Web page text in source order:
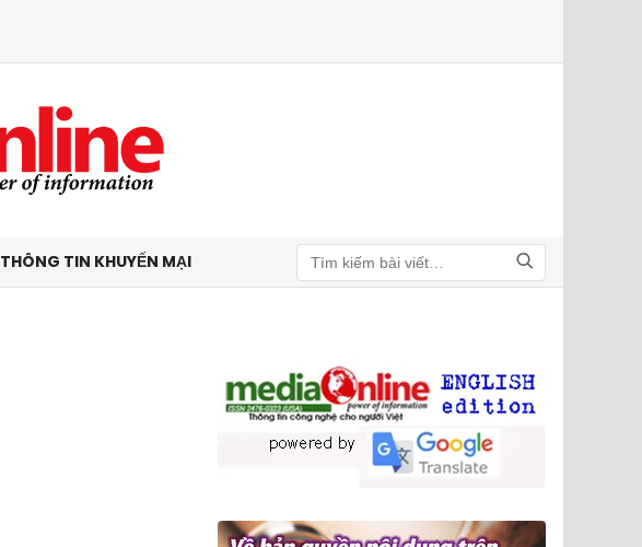
THÔNG TIN KHUYẾN MẠI
Tìm kiếm